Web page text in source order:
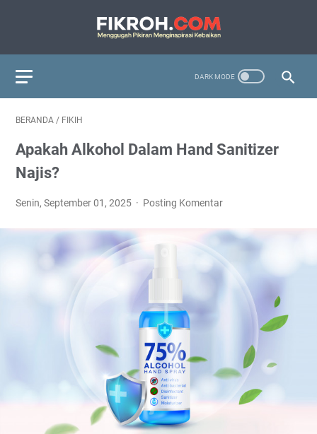
BERANDA / FIKIH
Apakah Alkohol Dalam Hand Sanitizer
Najis?
Senin, September 01, 2025 Posting Komentar